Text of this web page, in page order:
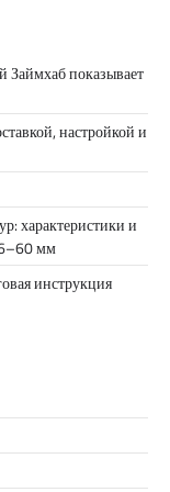
показывает
настройкой и
характеристики и
6–60 мм
инструкция